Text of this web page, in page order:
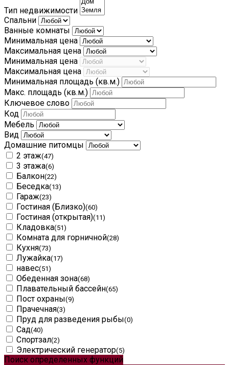
Тип недвижимости
Спальни
Ванные комнаты
Минимальная цена
Максимальная цена
Минимальная цена
Максимальная цена
Минимальная площадь (кв.м.)
Макс. площадь (кв.м.)
Ключевое слово
Код
Мебель
Вид
Домашние питомцы
2 этаж(47)
3 этажа(6)
Балкон(22)
Беседка(13)
Гараж(23)
Гостиная (Близко)(60)
Гостиная (открытая)(11)
Кладовка(51)
Комната для горничной(28)
Кухня(73)
Лужайка(17)
навес(51)
Обеденная зона(68)
Плавательный бассейн(65)
Пост охраны(9)
Прачечная(3)
Пруд для разведения рыбы(0)
Сад(40)
Спортзал(2)
Электрический генератор(5)
Поиск определенных функций